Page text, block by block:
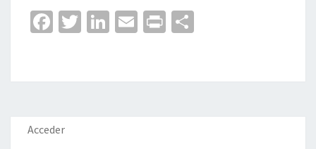
Fa
o
o
k
T
er
Li
dI
n
E
l
Pr
p
ar
Acceder